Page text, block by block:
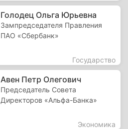
Голодец Ольга Юрьевна
Зампредседателя Правления
ПАО «Сбербанк»
Государство
Авен Петр Олегович
Председатель Совета
Директоров «Альфа-Банка»
Экономика